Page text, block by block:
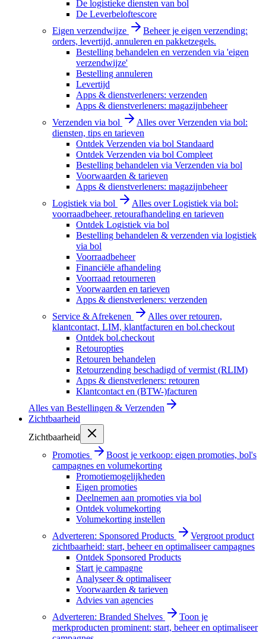
De logistieke diensten van bol
De Leverbeloftescore
Eigen verzendwijze
Beheer je eigen verzending:
orders, levertijd, annuleren en pakketzegels.
Bestelling behandelen en verzenden via 'eigen
verzendwijze'
Bestelling annuleren
Levertijd
Apps & dienstverleners: verzenden
Apps & dienstverleners: magazijnbeheer
Verzenden via bol
Alles over Verzenden via bol:
diensten, tips en tarieven
Ontdek Verzenden via bol Standaard
Ontdek Verzenden via bol Compleet
Bestelling behandelen via Verzenden via bol
Voorwaarden & tarieven
Apps & dienstverleners: magazijnbeheer
Logistiek via bol
Alles over Logistiek via bol:
voorraadbeheer, retourafhandeling en tarieven
Ontdek Logistiek via bol
Bestelling behandelen & verzenden via logistiek
via bol
Voorraadbeheer
Financiële afhandeling
Voorraad retourneren
Voorwaarden en tarieven
Apps & dienstverleners: verzenden
Service & Afrekenen
Alles over retouren,
klantcontact, LIM, klantfacturen en bol.checkout
Ontdek bol.checkout
Retouropties
Retouren behandelen
Retourzending beschadigd of vermist (RLIM)
Apps & dienstverleners: retouren
Klantcontact en (BTW-)facturen
Alles van Bestellingen & Verzenden
Zichtbaarheid
Zichtbaarheid
Promoties
Boost je verkoop: eigen promoties, bol's
campagnes en volumekorting
Promotiemogelijkheden
Eigen promoties
Deelnemen aan promoties via bol
Ontdek volumekorting
Volumekorting instellen
Adverteren: Sponsored Products
Vergroot product
zichtbaarheid: start, beheer en optimaliseer campagnes
Ontdek Sponsored Products
Start je campagne
Analyseer & optimaliseer
Voorwaarden & tarieven
Advies van agencies
Adverteren: Branded Shelves
Toon je
merkproducten prominent: start, beheer en optimaliseer